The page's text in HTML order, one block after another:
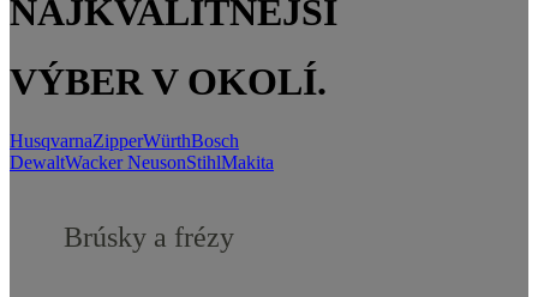
NAJKVALITNEJŠÍ
VÝBER V OKOLÍ.
HusqvarnaZipperWürthBosch
DewaltWacker NeusonStihlMakita
Brúsky a frézy